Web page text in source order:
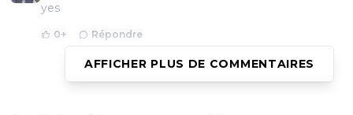
yes
0+ Répondre
AFFICHER PLUS DE COMMENTAIRES